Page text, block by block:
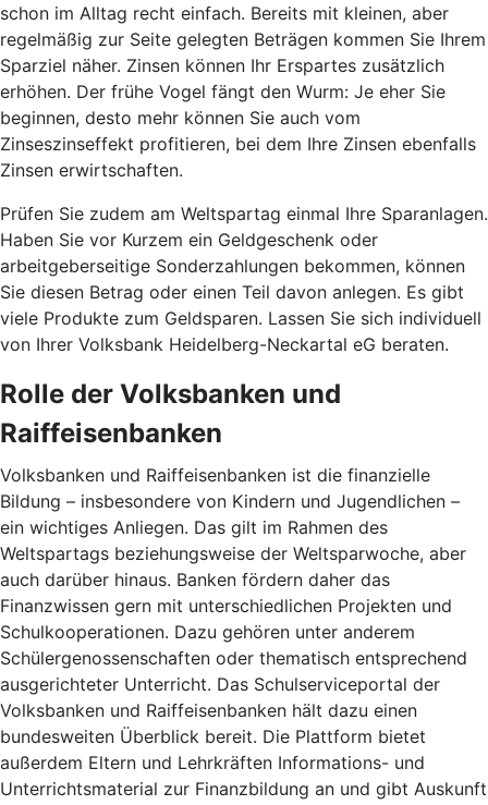
schon im Alltag recht einfach. Bereits mit kleinen, aber
regelmäßig zur Seite gelegten Beträgen kommen Sie Ihrem
Sparziel näher. Zinsen können Ihr Erspartes zusätzlich
erhöhen. Der frühe Vogel fängt den Wurm: Je eher Sie
beginnen, desto mehr können Sie auch vom
Zinseszinseffekt profitieren, bei dem Ihre Zinsen ebenfalls
Zinsen erwirtschaften.
Prüfen Sie zudem am Weltspartag einmal Ihre Sparanlagen.
Haben Sie vor Kurzem ein Geldgeschenk oder
arbeitgeberseitige Sonderzahlungen bekommen, können
Sie diesen Betrag oder einen Teil davon anlegen. Es gibt
viele Produkte zum Geldsparen. Lassen Sie sich individuell
von Ihrer Volksbank Heidelberg-Neckartal eG beraten.
Rolle der Volksbanken und
Raiffeisenbanken
Volksbanken und Raiffeisenbanken ist die finanzielle
Bildung – insbesondere von Kindern und Jugendlichen –
ein wichtiges Anliegen. Das gilt im Rahmen des
Weltspartags beziehungsweise der Weltsparwoche, aber
auch darüber hinaus. Banken fördern daher das
Finanzwissen gern mit unterschiedlichen Projekten und
Schulkooperationen. Dazu gehören unter anderem
Schülergenossenschaften oder thematisch entsprechend
ausgerichteter Unterricht. Das Schulserviceportal der
Volksbanken und Raiffeisenbanken hält dazu einen
bundesweiten Überblick bereit. Die Plattform bietet
außerdem Eltern und Lehrkräften Informations- und
Unterrichtsmaterial zur Finanzbildung an und gibt Auskunft